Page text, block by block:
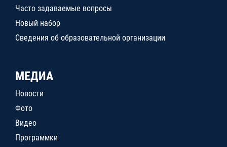
Часто задаваемые вопросы
Новый набор
Сведения об образовательной организации
МЕДИА
Новости
Фото
Видео
Программки